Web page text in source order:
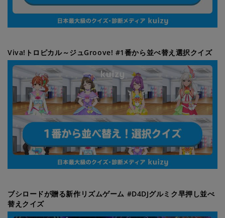
Viva!トロピカル～ジュGroove! #1番から並べ替え選択クイズ
ブシロードが贈る新作リズムゲーム #D4DJグルミク早押し並べ
替えクイズ